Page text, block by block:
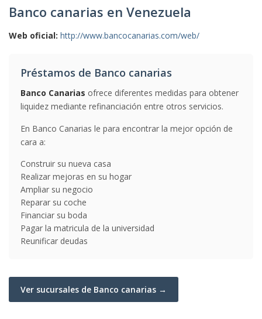
Banco canarias en Venezuela
Web oficial: http://www.bancocanarias.com/web/
Préstamos de Banco canarias
Banco Canarias ofrece diferentes medidas para obtener
liquidez mediante refinanciación entre otros servicios.
En Banco Canarias le para encontrar la mejor opción de
cara a:
Construir su nueva casa
Realizar mejoras en su hogar
Ampliar su negocio
Reparar su coche
Financiar su boda
Pagar la matricula de la universidad
Reunificar deudas
Ver sucursales de Banco canarias →